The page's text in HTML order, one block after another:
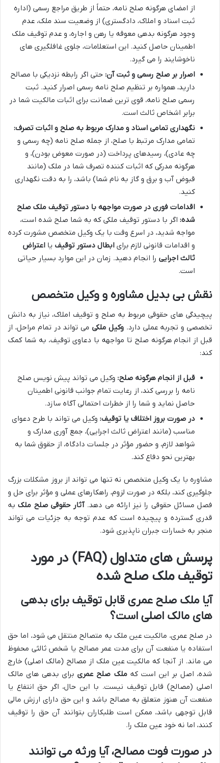
از امضای هرگونه صلح نامه، حتماً از طریق مراجع رسمی (اداره
ثبت اسناد و املاک، دادگستری) از وضعیت سند ملک، عدم
وجود هرگونه بدهی معوقه یا رهن و اجاره، و عدم توقیف ملک
اطمینان حاصل کنید. این استعلامات، جلوی غافلگیری های
ناخوشایند را می گیرد.
اصرار بر صلح رسمی و ثبت آن: حتی اگر رابطه نزدیکی با مصالح
دارید، همواره بر تنظیم صلح نامه رسمی اصرار کنید. ثبت
رسمی صلح نامه، قوی ترین ضمانت برای اثبات مالکیت شما در
برابر اشخاص ثالث است.
نگهداری تمامی اسناد و مدارک مربوط به صلح و اثبات تصرف:
تمامی مدارک مرتبط با صلح، از جمله صلح نامه (چه رسمی و
چه عادی)، رسیدهای پرداخت (در صورت معوض بودن)، و
هرگونه مدرکی که اثبات کننده تصرف شما در ملک (مانند
قبوض آب و برق و گاز به نام شما) باشد، را به دقت نگهداری
کنید.
اقدامات فوری در صورت مواجهه با دستور توقیف ملک صلح
شده: اگر با دستور توقیف ملکی که به شما صلح شده است،
مواجه شدید، در اسرع وقت با یک وکیل متخصص مشورت کرده
و اقدامات قانونی لازم برای ابطال دستور توقیف یا اعتراض
ثالث اجرایی را انجام دهید. زمان در این موارد بسیار حیاتی
است.
نقش بی بدیل مشاوره و وکیل متخصص
پیچیدگی های حقوقی مربوط به صلح و توقیف املاک، نیاز به دانش
تخصصی و تجربه عملی دارد.وکیل ملکی می تواند در تمام مراحل، از
قبل از انجام هرگونه صلح تا مواجهه با دعاوی توقیف، به شما کمک
کند:
قبل از انجام هرگونه صلح: وکیل می تواند پیش نویس صلح
نامه را بررسی کند، از رعایت تمام جوانب قانونی اطمینان
حاصل نماید و شما را از خطرات احتمالی آگاه سازد.
در صورت بروز اختلاف یا توقیف: وکیل می تواند با طرح دعوای
مناسب (مانند اعتراض ثالث اجرایی)، جمع آوری مدارک و
شواهد لازم، و حضور مؤثر در جلسات دادگاه، از حقوق شما به
بهترین نحو دفاع کند.
مشاوره با یک وکیل متخصص نه تنها می تواند از بروز مشکلات بزرگ
جلوگیری کند، بلکه در صورت لزوم، راهکارهای عملی و مؤثر برای حل و
فصل مسائل حقوقی را نیز ارائه می دهد.آثار حقوقی صلح ملک به
قدری گسترده و پیچیده است که عدم توجه به جزئیات می تواند
منجر به خسارات جبران ناپذیری شود.
پرسش های متداول (FAQ) در مورد
توقیف ملک صلح شده
آیا ملک صلح عمری قابل توقیف برای بدهی
های مالک اصلی است؟
در صلح عمری، مالکیت عین ملک به متصالح منتقل می شود، اما حق
استفاده یا منفعت آن برای مدت عمر مصالح یا شخص ثالثی محفوظ
می ماند. از آنجا که مالکیت عین ملک از مصالح (مالک اصلی) خارج
شده، اصل بر این است کهملک صلح عمریبرای بدهی های مالک
اصلی (مصالح) قابل توقیف نیست. با این حال، اگر حق انتفاع یا
منفعت آن هنوز متعلق به مصالح باشد و این حق دارای ارزش مالی
قابل توجهی باشد، ممکن است طلبکاران بتوانند آن حق را توقیف
کنند، اما نه خود عین ملک را.
در صورت فوت مصالح، آیا ورثه می توانند